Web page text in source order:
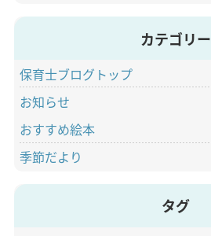
カテゴリー
保育士ブログトップ
お知らせ
おすすめ絵本
季節だより
タグ